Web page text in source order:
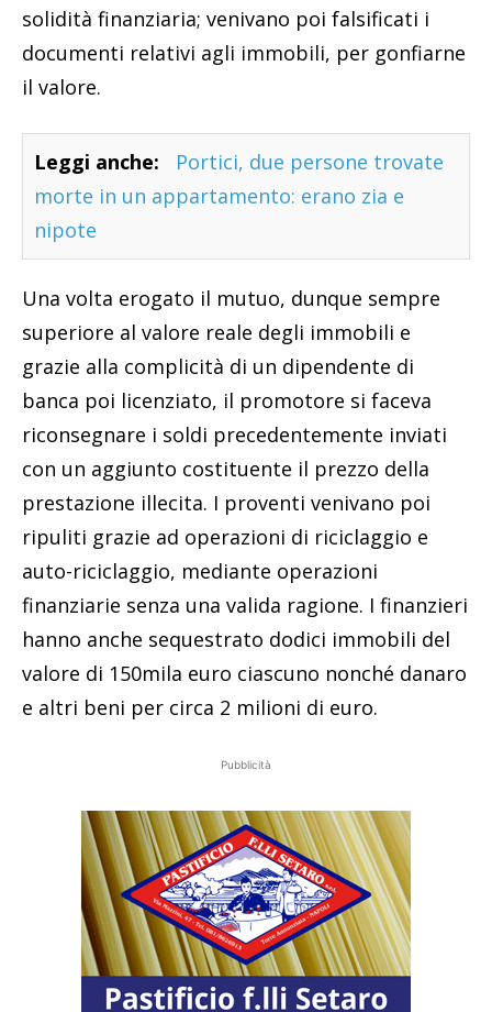
solidità finanziaria; venivano poi falsificati i
documenti relativi agli immobili, per gonfiarne
il valore.
Leggi anche:
Portici, due persone trovate
morte in un appartamento: erano zia e
nipote
Una volta erogato il mutuo, dunque sempre
superiore al valore reale degli immobili e
grazie alla complicità di un dipendente di
banca poi licenziato, il promotore si faceva
riconsegnare i soldi precedentemente inviati
con un aggiunto costituente il prezzo della
prestazione illecita. I proventi venivano poi
ripuliti grazie ad operazioni di riciclaggio e
auto-riciclaggio, mediante operazioni
finanziarie senza una valida ragione. I finanzieri
hanno anche sequestrato dodici immobili del
valore di 150mila euro ciascuno nonché danaro
e altri beni per circa 2 milioni di euro.
Pubblicità